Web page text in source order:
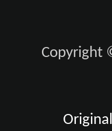
Copyright